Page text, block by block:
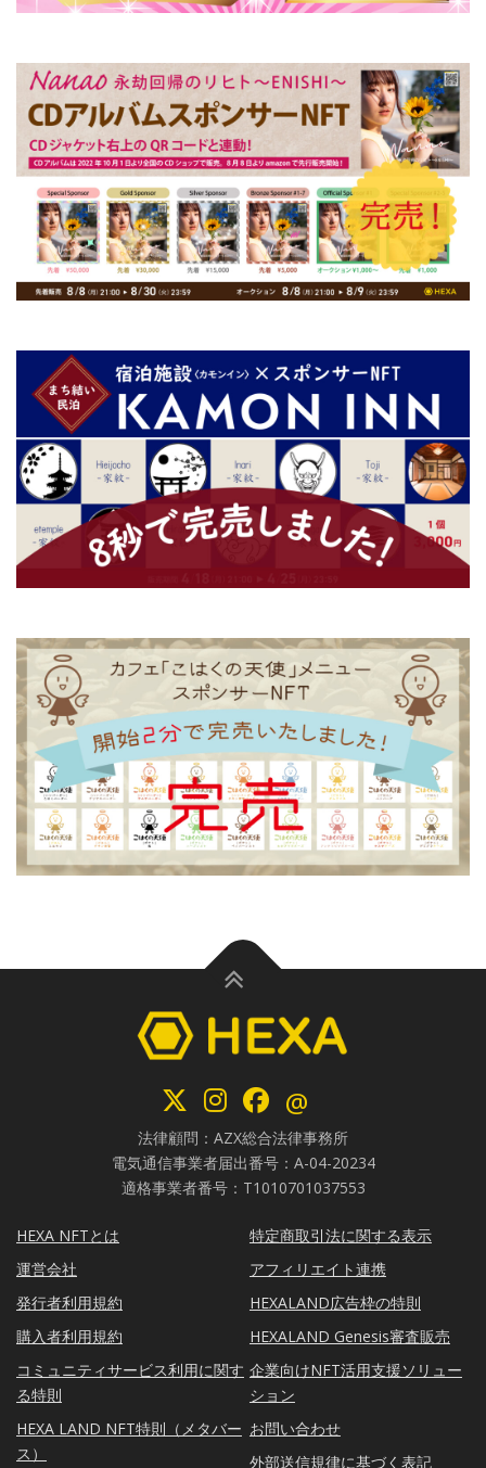
@
法律顧問：AZX総合法律事務所
電気通信事業者届出番号：A-04-20234
適格事業者番号：T1010701037553
HEXA NFTとは
運営会社
発行者利用規約
購入者利用規約
コミュニティサービス利用に関す
る特則
HEXA LAND NFT特則（メタバー
ス）
特定商取引法に関する表示
アフィリエイト連携
HEXALAND広告枠の特則
HEXALAND Genesis審査販売
企業向けNFT活用支援ソリュー
ション
お問い合わせ
外部送信規律に基づく表記